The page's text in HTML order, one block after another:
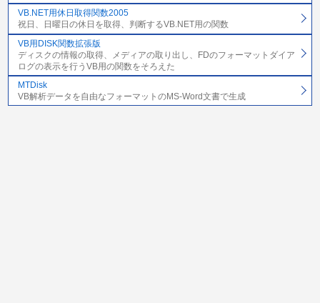
VB.NET用休日取得関数2005
祝日、日曜日の休日を取得、判断するVB.NET用の関数
VB用DISK関数拡張版
ディスクの情報の取得、メディアの取り出し、FDのフォーマットダイア
ログの表示を行うVB用の関数をそろえた
MTDisk
VB解析データを自由なフォーマットのMS-Word文書で生成